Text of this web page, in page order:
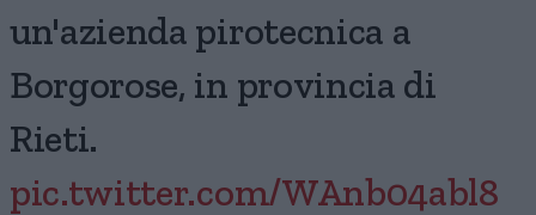
un'azienda pirotecnica a
Borgorose, in provincia di
Rieti.
pic.twitter.com/WAnb04abl8